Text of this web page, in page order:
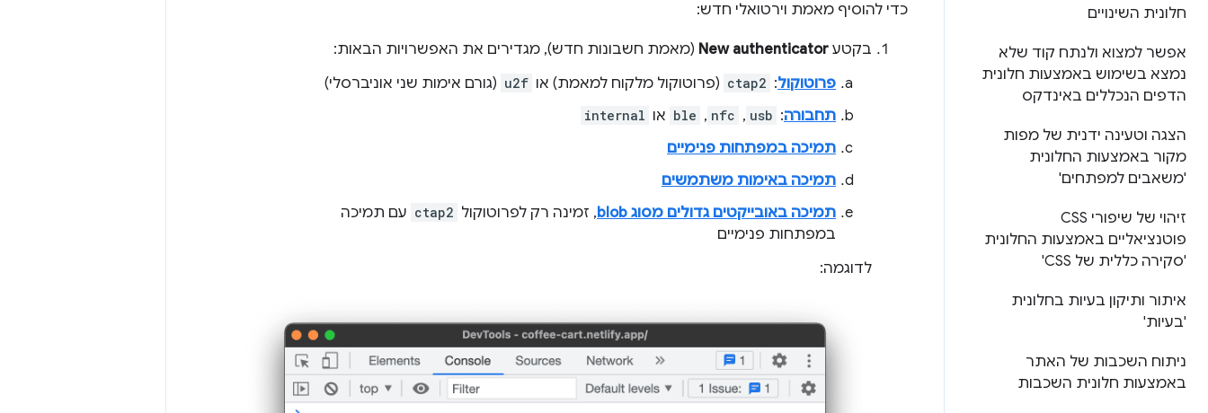
חלונית השינויים
אפשר למצוא ולנתח קוד שלא
נמצא בשימוש באמצעות חלונית
הדפים הנכללים באינדקס
הצגה וטעינה ידנית של מפות
מקור באמצעות החלונית
'משאבים למפתחים'
זיהוי של שיפורי CSS
פוטנציאליים באמצעות החלונית
'סקירה כללית של CSS'
איתור ותיקון בעיות בחלונית
'בעיות'
ניתוח השכבות של האתר
באמצעות חלונית השכבות
כדי להוסיף מאמת וירטואלי חדש:
בקטע New authenticator (מאמת חשבונות חדש), מגדירים את האפשרויות הבאות:
פרוטוקול:
ctap2 (פרוטוקול מלקוח למאמת) או u2f (גורם אימות שני אוניברסלי)
תחבורה:
usb
,‏
nfc
,‏
ble או internal
תמיכה במפתחות פנימיים
תמיכה באימות משתמשים
תמיכה באובייקטים גדולים מסוג blob
, זמינה רק לפרוטוקול ctap2 עם תמיכה
במפתחות פנימיים
לדוגמה: